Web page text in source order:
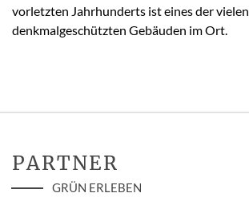
vorletzten Jahrhunderts ist eines der vielen
denkmalgeschützten Gebäuden im Ort.
PARTNER
GRÜN ERLEBEN